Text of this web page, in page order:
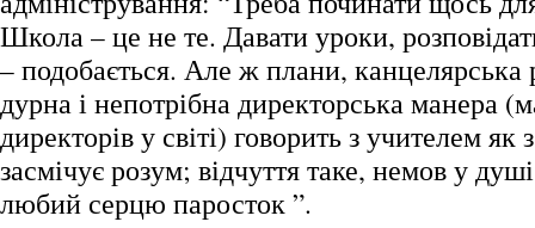
Школа – це не те. Давати уроки,
– подобається. Але ж плани, канцелярська
дурна і непотрібна директорська манера
директорів у світі) говорить з учителем як
засмічує розум; відчуття таке, немов у
любий серцю паросток ”.